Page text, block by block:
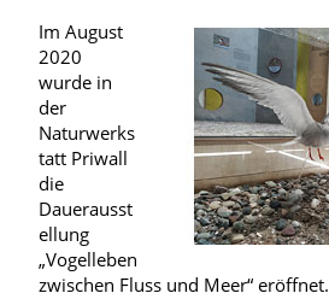
Im August
2020
wurde in
der
Naturwerks
tatt Priwall
die
Dauerausst
ellung
„Vogelleben
zwischen Fluss und Meer“ eröffnet.